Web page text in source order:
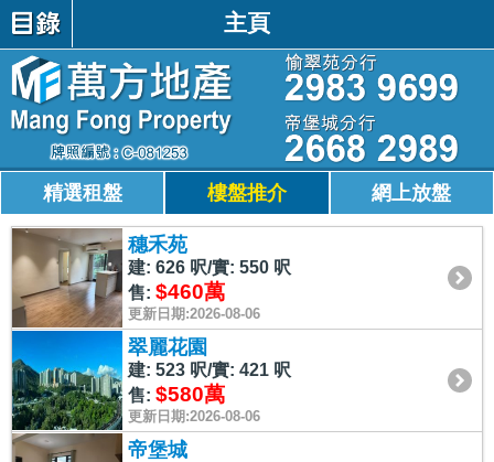
主頁
精選租盤 樓盤推介 網上放盤
穗禾苑
建: 626 呎/實: 550 呎
售: $460萬
更新日期:2026-08-06
翠麗花園
建: 523 呎/實: 421 呎
售: $580萬
更新日期:2026-08-06
帝堡城